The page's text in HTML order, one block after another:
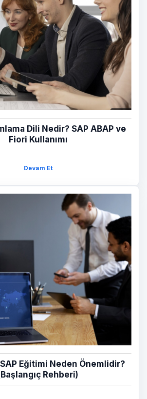
Dili Nedir? SAP ABAP ve
Fiori Kullanımı
Devam Et
Eğitimi Neden Önemlidir?
Rehberi)